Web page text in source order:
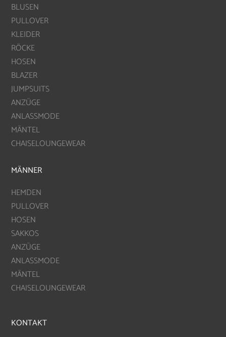
BLUSEN
PULLOVER
KLEIDER
RÖCKE
HOSEN
BLAZER
JUMPSUITS
ANZÜGE
ANLASSMODE
MÄNTEL
CHAISELOUNGEWEAR
MÄNNER
HEMDEN
PULLOVER
HOSEN
SAKKOS
ANZÜGE
ANLASSMODE
MÄNTEL
CHAISELOUNGEWEAR
KONTAKT